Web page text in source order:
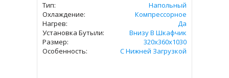
Тип:
Напольный
Охлаждение:
Компрессорное
Нагрев:
Да
Установка Бутыли:
Внизу В Шкафчик
Размер:
320x360х1030
Особенность:
С Нижней Загрузкой